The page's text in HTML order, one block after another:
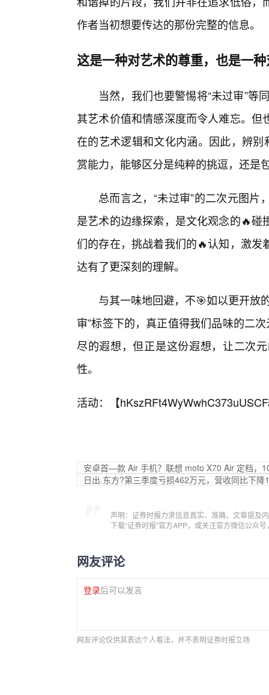
作者当初想要传达的那份完整的信息。
这是一种对艺术的尊重，也是一
当然，我们也要警惕将“未过审”等
其艺术价值和情感深度而令人难忘。
在的艺术逻辑和文化内涵。因此，辨
赏能力，能够区分是纯粹的挑逗，还是
总而言之，“未过审”的二次元图
是艺术的边缘探索，是文化观念的🔥
们的存在，挑战着我们的🔥认知，激
达有了更深刻的理解。
与其一味地回避，不🎯如以更开放
审”标签下的，真正值得我们品味的二
尽的遐想，但正是这份遐想，让二次
性。
活动：【
安卓首—款 Air 手机？联想 moto X70 Air 定档，
日出.东方?第三季度亏损462万元，营收同比下降
声明：证券时报力求信息真实、准确，文章提及
下载“证券时报”官方APP，或关注官方微信公众
网友评论
登录后可以发言
网友评论仅供其表达个人看法，并不表明证券时报立场